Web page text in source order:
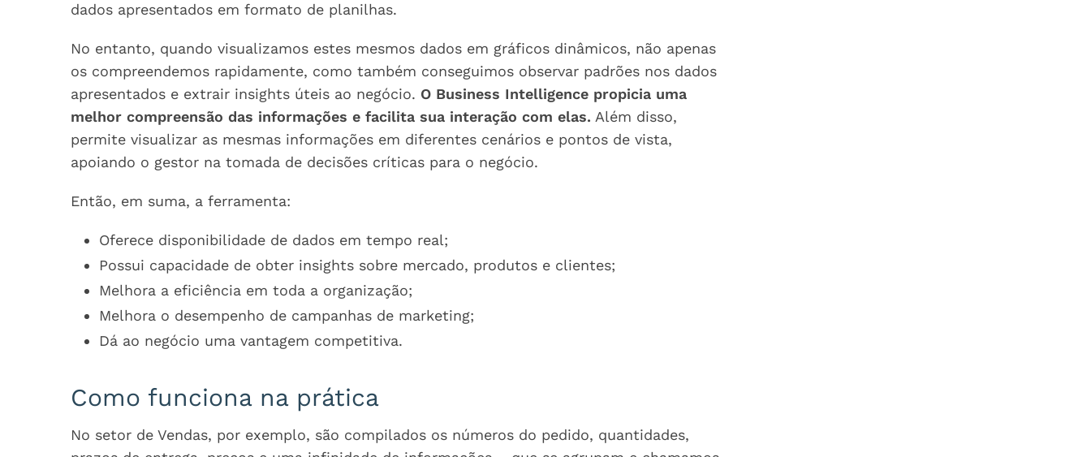
dados apresentados em formato de planilhas.
No entanto, quando visualizamos estes mesmos dados em gráficos dinâmicos, não apenas
os compreendemos rapidamente, como também conseguimos observar padrões nos dados
apresentados e extrair insights úteis ao negócio. O Business Intelligence propicia uma
melhor compreensão das informações e facilita sua interação com elas. Além disso,
permite visualizar as mesmas informações em diferentes cenários e pontos de vista,
apoiando o gestor na tomada de decisões críticas para o negócio.
Então, em suma, a ferramenta:
Oferece disponibilidade de dados em tempo real;
Possui capacidade de obter insights sobre mercado, produtos e clientes;
Melhora a eficiência em toda a organização;
Melhora o desempenho de campanhas de marketing;
Dá ao negócio uma vantagem competitiva.
Como funciona na prática
No setor de Vendas, por exemplo, são compilados os números do pedido, quantidades,